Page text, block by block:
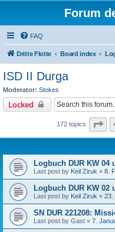
Forum
FAQ
Dritte Flotte Board index
ISD II Durga
Moderator: Stokes
Locked
172 topics
Logbuch DUR KW 04
Last post by Keil Ziruk « 8.
Logbuch DUR KW 02
Last post by Keil Ziruk « 23.
SN DUR 221208:
Last post by Gast « 7.